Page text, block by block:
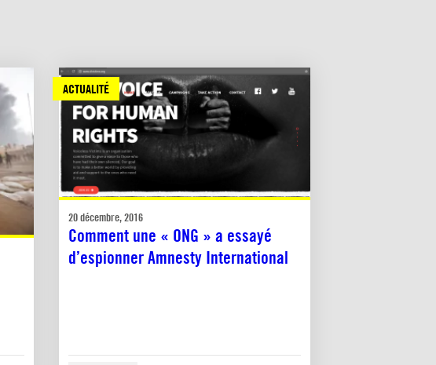
ACTUALITÉ
20 décembre, 2016
Comment une « ONG » a essayé
d’espionner Amnesty International